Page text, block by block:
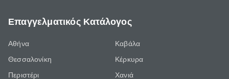
Επαγγελματικός Κατάλογος
Αθήνα
Θεσσαλονίκη
Περιστέρι
Καβάλα
Κέρκυρα
Χανιά